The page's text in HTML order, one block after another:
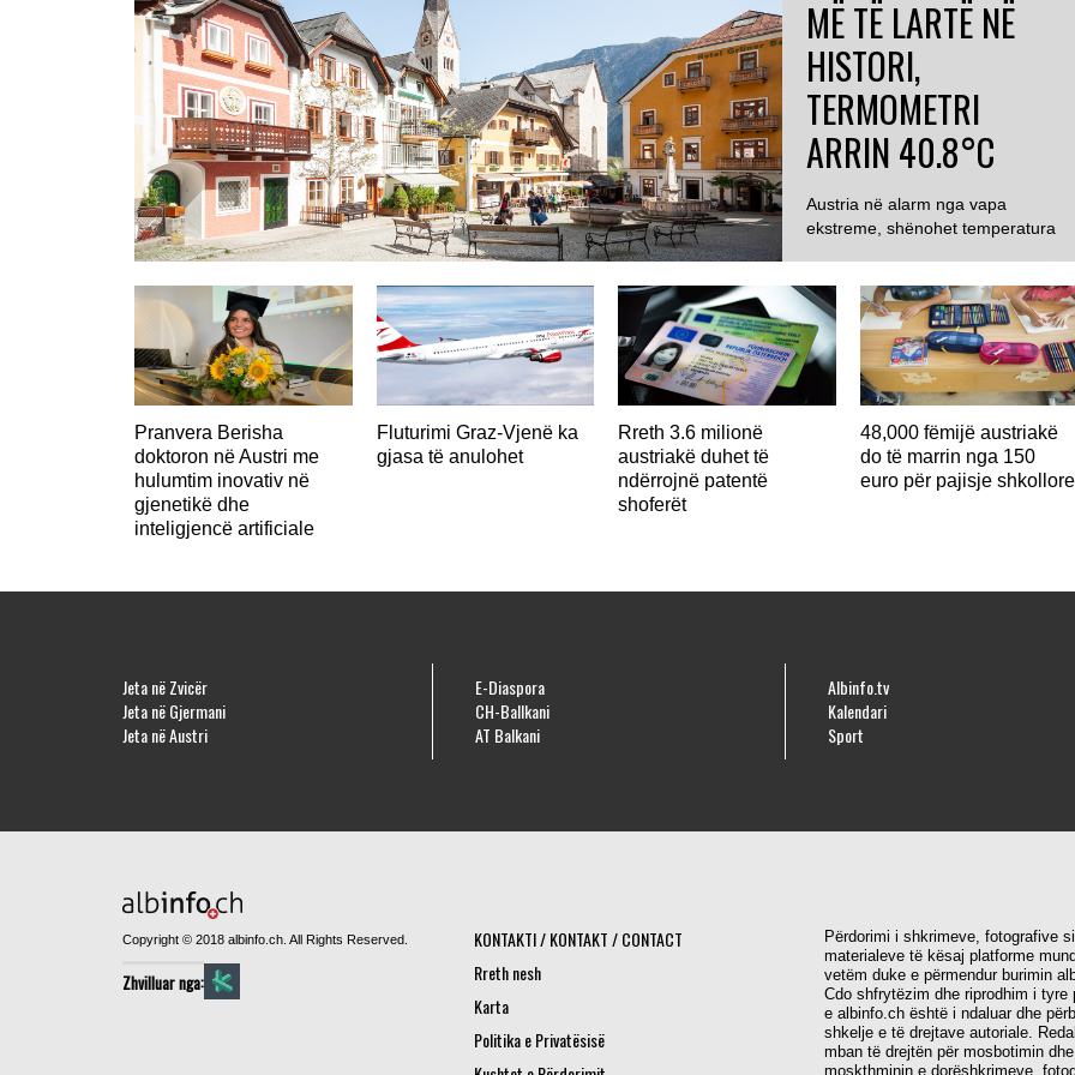
MË TË LARTË NË
HISTORI,
TERMOMETRI
ARRIN 40.8°C
Austria në alarm nga vapa
ekstreme, shënohet temperatura
AUSTRI
Pranvera Berisha
doktoron në Austri me
hulumtim inovativ në
gjenetikë dhe
inteligjencë artificiale
Fluturimi Graz-Vjenë ka
gjasa të anulohet
Rreth 3.6 milionë
austriakë duhet të
ndërrojnë patentë
shoferët
48,000 fëmijë austriakë
do të marrin nga 150
euro për pajisje shkollore
Jeta në Zvicër
Jeta në Gjermani
Jeta në Austri
E-Diaspora
CH-Ballkani
AT Balkani
Albinfo.tv
Kalendari
Sport
Copyright © 2018 albinfo.ch. All Rights Reserved.
Zhvilluar nga:
KONTAKTI / KONTAKT / CONTACT
Rreth nesh
Karta
Politika e Privatësisë
Përdorimi i shkrimeve, fotografive
materialeve të kësaj platforme
vetëm duke e përmendur burimin
Cdo shfrytëzim dhe riprodhim i tyre
e albinfo.ch është i ndaluar dhe
shkelje e të drejtave autoriale.
mban të drejtën për mosbotimin dhe
moskthminin e dorëshkrimeve,